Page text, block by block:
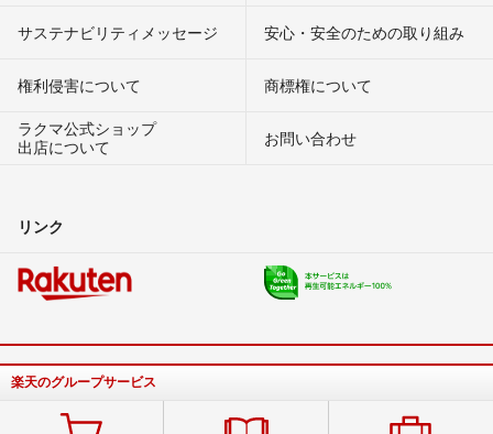
サステナビリティメッセージ 安心・安全のための取り組み
権利侵害について
商標権について
ラクマ公式ショップ
出店について
お問い合わせ
リンク
楽天のグループサービス